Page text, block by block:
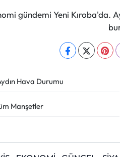
gündemi Yeni
Hava Durumu
Manşetler